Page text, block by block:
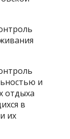
и
отдыха
в
их